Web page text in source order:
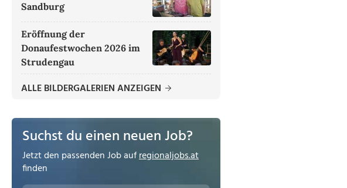
Sandburg
Eröffnung der
Donaufestwochen 2026 im
Strudengau
ALLE BILDERGALERIEN ANZEIGEN
Suchst du einen neuen Job?
Jetzt den passenden Job aufregionaljobs.at
finden